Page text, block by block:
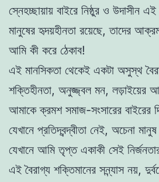
স্নেহচ্ছায়ায় বাইরে নিষ্ঠুর ও উদাসীন
মানুষের হৃদয়হীনতা রয়েছে, তাদের
আমি কী করে ঠেকাব!
এই মানসিকতা থেকেই একটা অসুস্থ
শক্তিহীনতা, অনুজ্জ্বল মন, লড়াইয়ের
আমাকে ক্রমশ সমাজ-সংসারের বাইরের
যেখানে প্রতিদ্বন্দ্বীতা নেই, অচেনা
যেখানে আমি তৃপ্ত একাকী সেই
এই বৈরাগ্য শক্তিমানের সন্ন্যাস নয়,